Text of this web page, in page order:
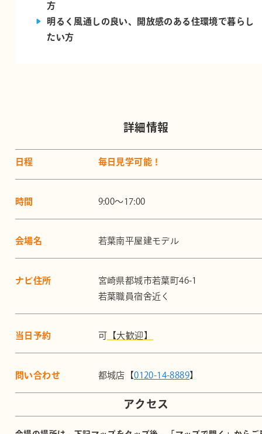
方
明るく風通しの良い、開放感のある住環境で暮らし
たい方
詳細情報
日程 毎日見学可能！
時間 9:00～17:00
会場名 若葉南平屋建モデル
ナビ住所
宮崎県都城市若葉町46-1
若葉職員宿舍近く
当日予約 可 【大歓迎】
問い合わせ 都城店【0120-14-8889】
アクセス